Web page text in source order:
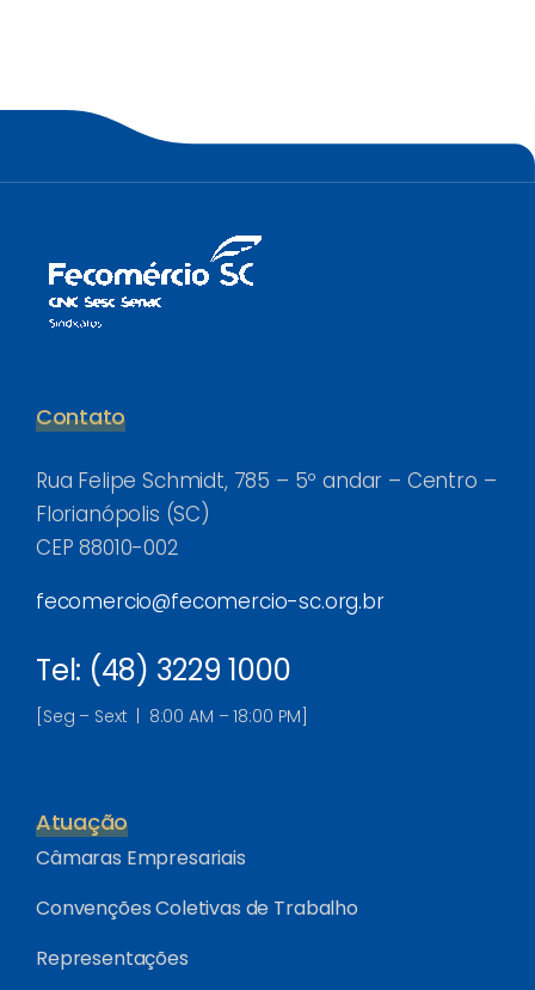
Contato
Rua Felipe Schmidt, 785 – 5º andar – Centro –
Florianópolis (SC)
CEP 88010-002
fecomercio@fecomercio-sc.org.br
Tel: (48) 3229 1000
[Seg – Sext | 8:00 AM – 18:00 PM]
Atuação
Câmaras Empresariais
Convenções Coletivas de Trabalho
Representações